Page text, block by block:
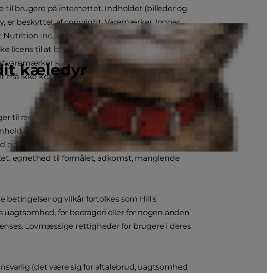
kæledyr
til brugere på internettet. Indholdet (billeder og
er beskyttet af copyright. Varemærker, logoer,
Inc., koncernens selskaber eller dens
licens til at bruge eller gengive dem. Markering af
kan variere fra land til land. Du må kun
ikke kopieres på anden måde og må ikke
til rådighed, men garanterer ikke og foregiver
til gældende lovgivning fralægger Hill's sig
dets indhold inklusive enhver form for garantier,
egnethed til formålet, adkomst, manglende
og vilkår fortolkes som Hill's
uagtsomhed, for bedrageri eller for nogen anden
Lovmæssige rettigheder for brugere i deres
(det være sig for aftalebrud, uagtsomhed